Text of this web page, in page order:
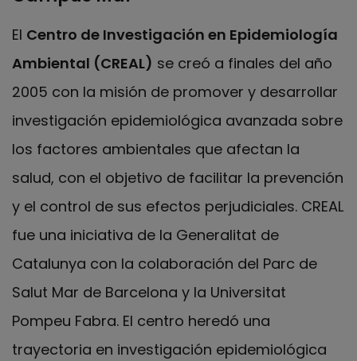
El Centro de Investigación en Epidemiología
Ambiental (CREAL) se creó a finales del año
2005 con la misión de promover y desarrollar
investigación epidemiológica avanzada sobre
los factores ambientales que afectan la
salud, con el objetivo de facilitar la prevención
y el control de sus efectos perjudiciales. CREAL
fue una iniciativa de la Generalitat de
Catalunya con la colaboración del Parc de
Salut Mar de Barcelona y la Universitat
Pompeu Fabra. El centro heredó una
trayectoria en investigación epidemiológica